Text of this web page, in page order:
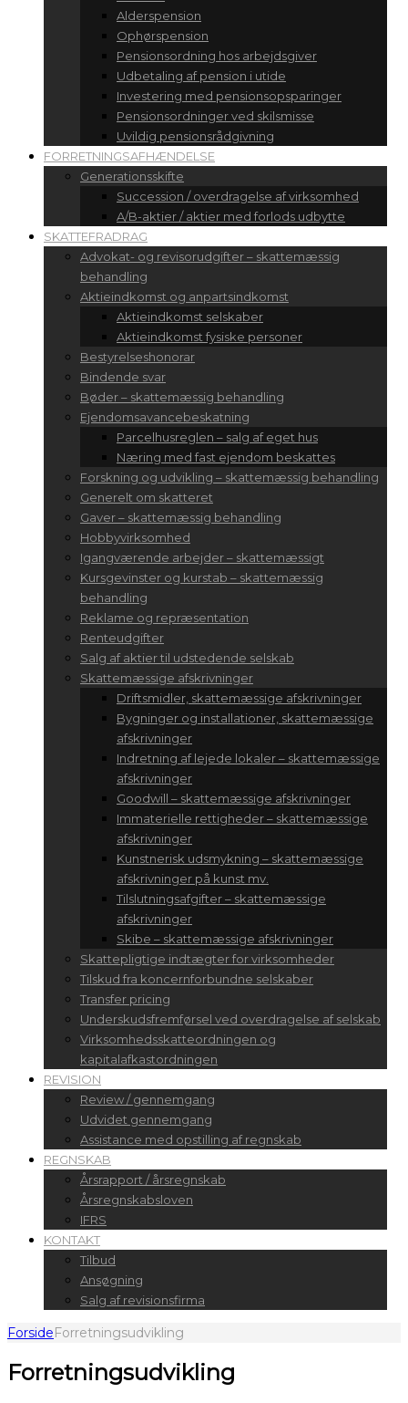
Alderspension
Ophørspension
Pensionsordning hos arbejdsgiver
Udbetaling af pension i utide
Investering med pensionsopsparinger
Pensionsordninger ved skilsmisse
Uvildig pensionsrådgivning
FORRETNINGSAFHÆNDELSE
Generationsskifte
Succession / overdragelse af virksomhed
A/B-aktier / aktier med forlods udbytte
SKATTEFRADRAG
Advokat- og revisorudgifter – skattemæssig
behandling
Aktieindkomst og anpartsindkomst
Aktieindkomst selskaber
Aktieindkomst fysiske personer
Bestyrelseshonorar
Bindende svar
Bøder – skattemæssig behandling
Ejendomsavancebeskatning
Parcelhusreglen – salg af eget hus
Næring med fast ejendom beskattes
Forskning og udvikling – skattemæssig behandling
Generelt om skatteret
Gaver – skattemæssig behandling
Hobbyvirksomhed
Igangværende arbejder – skattemæssigt
Kursgevinster og kurstab – skattemæssig
behandling
Reklame og repræsentation
Renteudgifter
Salg af aktier til udstedende selskab
Skattemæssige afskrivninger
Driftsmidler, skattemæssige afskrivninger
Bygninger og installationer, skattemæssige
afskrivninger
Indretning af lejede lokaler – skattemæssige
afskrivninger
Goodwill – skattemæssige afskrivninger
Immaterielle rettigheder – skattemæssige
afskrivninger
Kunstnerisk udsmykning – skattemæssige
afskrivninger på kunst mv.
Tilslutningsafgifter – skattemæssige
afskrivninger
Skibe – skattemæssige afskrivninger
Skattepligtige indtægter for virksomheder
Tilskud fra koncernforbundne selskaber
Transfer pricing
Underskudsfremførsel ved overdragelse af selskab
Virksomhedsskatteordningen og
kapitalafkastordningen
REVISION
Review / gennemgang
Udvidet gennemgang
Assistance med opstilling af regnskab
REGNSKAB
Årsrapport / årsregnskab
Årsregnskabsloven
IFRS
KONTAKT
Tilbud
Ansøgning
Salg af revisionsfirma
ForsideForretningsudvikling
Forretningsudvikling